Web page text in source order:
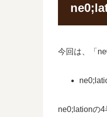
今回は、「
ne0;lationの